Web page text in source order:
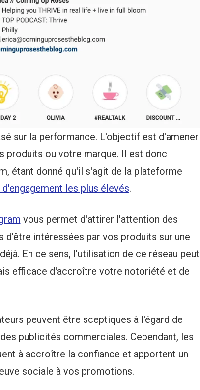
sur la performance. L'objectif est d'amener
produits ou votre marque. Il est donc
étant donné qu'il s'agit de la plateforme
d'engagement les plus élevés.
vous permet d'attirer l'attention des
d'être intéressées par vos produits sur une
En ce sens, l'utilisation de ce réseau peut
efficace d'accroître votre notoriété et de
peuvent être sceptiques à l'égard de
publicités commerciales. Cependant, les
à accroître la confiance et apportent un
sociale à vos promotions.